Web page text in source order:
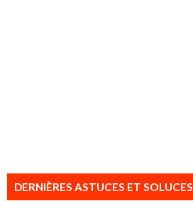
DERNIÈRES ASTUCES ET SOLUCES